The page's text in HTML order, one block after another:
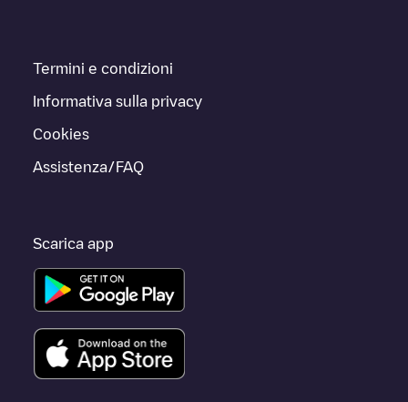
Termini e condizioni
Informativa sulla privacy
Cookies
Assistenza/FAQ
Scarica app